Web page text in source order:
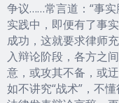
争议……常言道：“事
实践中，即便有了事
成功，这就要求律师
入辩论阶段，各方之
意，或攻其不备，或
如不讲究“战术”，不